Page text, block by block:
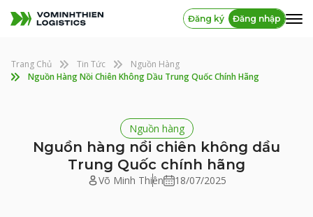
Đăng ký Đăng nhập
Trang Chủ Tin Tức
Nguồn Hàng
Nguồn Hàng Nồi Chiên Không Dầu Trung Quốc Chính Hãng
Nguồn hàng
Nguồn hàng nồi chiên không dầu
Trung Quốc chính hãng
Võ Minh Thiên 18/07/2025